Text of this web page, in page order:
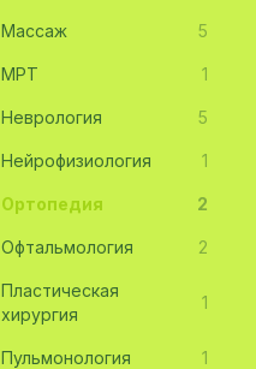
Массаж 5
МРТ 1
Неврология 5
Нейрофизиология 1
Ортопедия 2
Офтальмология 2
Пластическая
хирургия
1
Пульмонология 1